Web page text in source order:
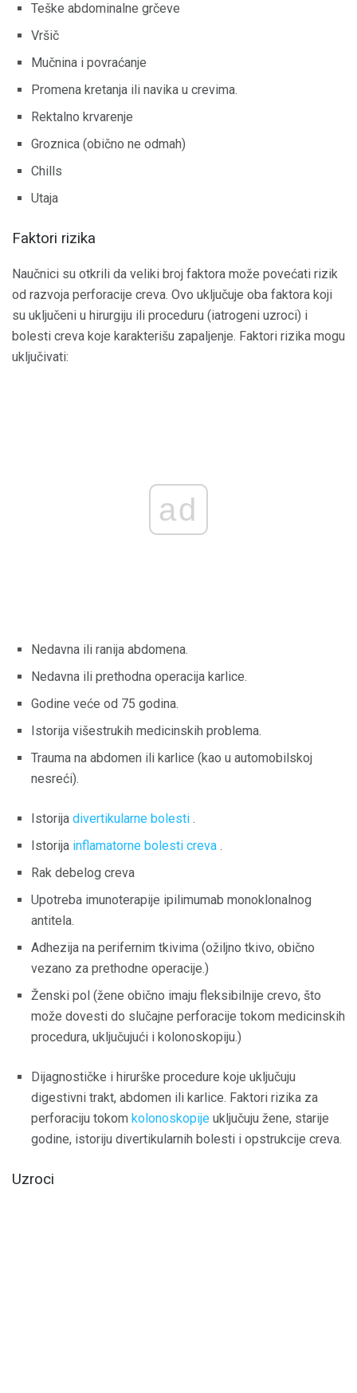
Teške abdominalne grčeve
Vršič
Mučnina i povraćanje
Promena kretanja ili navika u crevima.
Rektalno krvarenje
Groznica (obično ne odmah)
Chills
Utaja
Faktori rizika
Naučnici su otkrili da veliki broj faktora može povećati rizik
od razvoja perforacije creva. Ovo uključuje oba faktora koji
su uključeni u hirurgiju ili proceduru (iatrogeni uzroci) i
bolesti creva koje karakterišu zapaljenje. Faktori rizika mogu
uključivati:
ad
Nedavna ili ranija abdomena.
Nedavna ili prethodna operacija karlice.
Godine veće od 75 godina.
Istorija višestrukih medicinskih problema.
Trauma na abdomen ili karlice (kao u automobilskoj
nesreći).
Istorija divertikularne bolesti .
Istorija inflamatorne bolesti creva .
Rak debelog creva
Upotreba imunoterapije ipilimumab monoklonalnog
antitela.
Adhezija na perifernim tkivima (ožiljno tkivo, obično
vezano za prethodne operacije.)
Ženski pol (žene obično imaju fleksibilnije crevo, što
može dovesti do slučajne perforacije tokom medicinskih
procedura, uključujući i kolonoskopiju.)
Dijagnostičke i hirurške procedure koje uključuju
digestivni trakt, abdomen ili karlice. Faktori rizika za
perforaciju tokom kolonoskopije uključuju žene, starije
godine, istoriju divertikularnih bolesti i opstrukcije creva.
Uzroci